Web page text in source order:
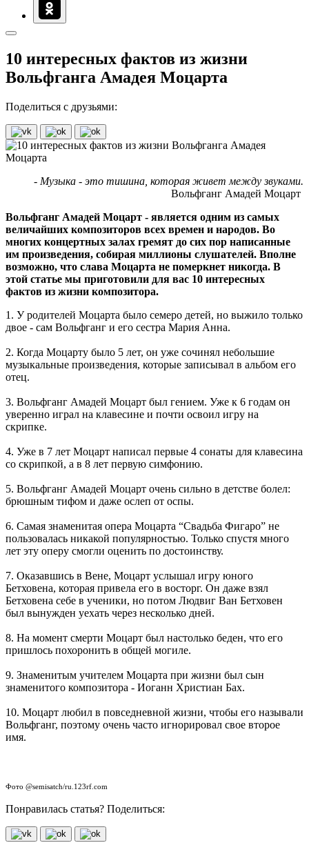
10 интересных фактов из жизни
Вольфганга Амадея Моцарта
Поделиться с друзьями:
- Музыка - это тишина, которая живет между звуками.
Вольфганг Амадей Моцарт
Вольфганг Амадей Моцарт - является одним из самых
величайших композиторов всех времен и народов. Во
многих концертных залах гремят до сих пор написанные
им произведения, собирая миллионы слушателей. Вполне
возможно, что слава Моцарта не померкнет никогда. В
этой статье мы приготовили для вас 10 интересных
фактов из жизни композитора.
1. У родителей Моцарта было семеро детей, но выжило только
двое - сам Вольфганг и его сестра Мария Анна.
2. Когда Моцарту было 5 лет, он уже сочинял небольшие
музыкальные произведения, которые записывал в альбом его
отец.
3. Вольфганг Амадей Моцарт был гением. Уже к 6 годам он
уверенно играл на клавесине и почти освоил игру на
скрипке.
4. Уже в 7 лет Моцарт написал первые 4 сонаты для клавесина
со скрипкой, а в 8 лет первую симфонию.
5. Вольфганг Амадей Моцарт очень сильно в детстве болел:
брюшным тифом и даже ослеп от оспы.
6. Самая знаменитая опера Моцарта “Свадьба Фигаро” не
пользовалась никакой популярностью. Только спустя много
лет эту оперу смогли оценить по достоинству.
7. Оказавшись в Вене, Моцарт услышал игру юного
Бетховена, которая привела его в восторг. Он даже взял
Бетховена себе в ученики, но потом Людвиг Ван Бетховен
был вынужден уехать через несколько дней.
8. На момент смерти Моцарт был настолько беден, что его
пришлось похоронить в общей могиле.
9. Знаменитым учителем Моцарта при жизни был сын
знаменитого композитора - Иоганн Христиан Бах.
10. Моцарт любил в повседневной жизни, чтобы его называли
Вольфганг, поэтому очень часто игнорировал свое второе
имя.
Фото @semisatch/ru.123rf.com
Понравилась статья? Поделиться: